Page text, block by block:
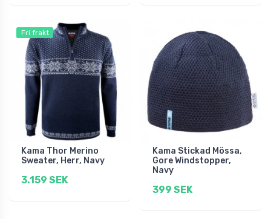
Fri frakt
Kama Thor Merino
Sweater, Herr, Navy
3.159 SEK
Kama Stickad Mössa,
Gore Windstopper,
Navy
399 SEK